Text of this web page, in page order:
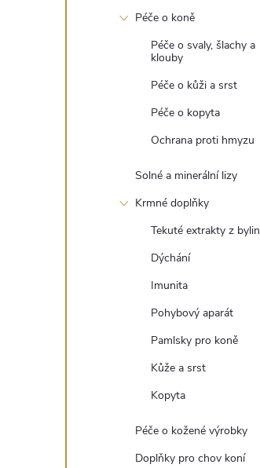
Péče o koně
Péče o svaly, šlachy a
klouby
Péče o kůži a srst
Péče o kopyta
Ochrana proti hmyzu
Solné a minerální lizy
Krmné doplňky
Tekuté extrakty z bylin
Dýchání
Imunita
Pohybový aparát
Pamlsky pro koně
Kůže a srst
Kopyta
Péče o kožené výrobky
Doplňky pro chov koní